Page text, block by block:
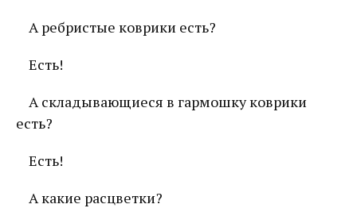
А ребристые коврики есть?
Есть!
А складывающиеся в гармошку коврики
есть?
Есть!
А какие расцветки?